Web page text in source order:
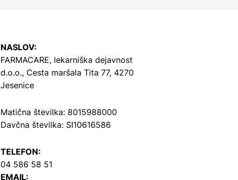
NASLOV:
FARMACARE, lekarniška dejavnost
d.o.o., Cesta maršala Tita 77, 4270
Jesenice
Matična številka: 8015988000
Davčna številka: SI10616586
TELEFON:
04 586 58 51
EMAIL: